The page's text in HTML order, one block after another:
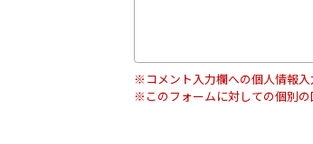
※コメント入力欄への個人情報入
※このフォームに対しての個別の